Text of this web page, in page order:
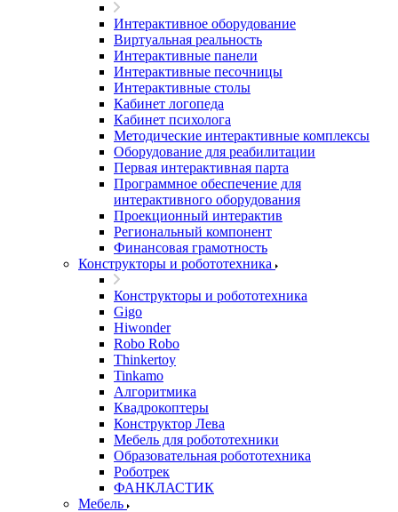
Интерактивное оборудование
Виртуальная реальность
Интерактивные панели
Интерактивные песочницы
Интерактивные столы
Кабинет логопеда
Кабинет психолога
Методические интерактивные комплексы
Оборудование для реабилитации
Первая интерактивная парта
Программное обеспечение для
интерактивного оборудования
Проекционный интерактив
Региональный компонент
Финансовая грамотность
Конструкторы и робототехника
Конструкторы и робототехника
Gigo
Hiwonder
Robo Robo
Thinkertoy
Tinkamo
Алгоритмика
Квадрокоптеры
Конструктор Лева
Мебель для робототехники
Образовательная робототехника
Роботрек
ФАНКЛАСТИК
Мебель